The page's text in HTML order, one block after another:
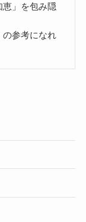
恵」を包み隠
の参考になれ